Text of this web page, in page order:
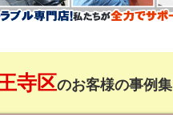
寺区のお客様の事例集